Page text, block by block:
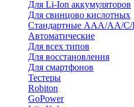
Для Li-Ion аккумуляторов
Для свинцово кислотных
Стандартные ААА/АА/С/
Автоматические
Для всех типов
Для восстановления
Для смартфонов
Тестеры
Robiton
GoPower